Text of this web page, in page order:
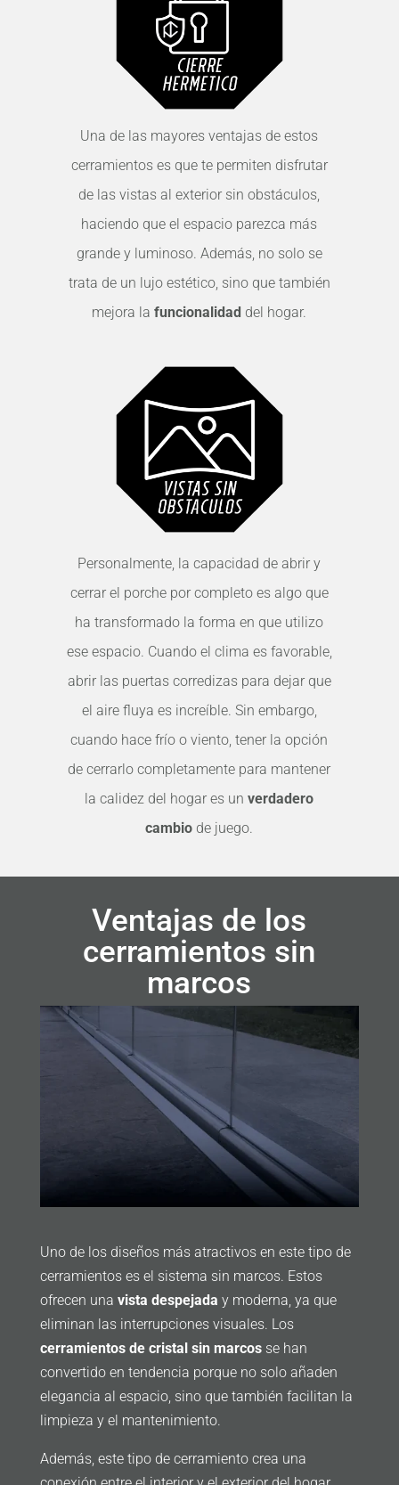
Una de las mayores ventajas de estos
cerramientos es que te permiten disfrutar
de las vistas al exterior sin obstáculos,
haciendo que el espacio parezca más
grande y luminoso. Además, no solo se
trata de un lujo estético, sino que también
mejora lafuncionalidad del hogar.
Personalmente, la capacidad de abrir y
cerrar el porche por completo es algo que
ha transformado la forma en que utilizo
ese espacio. Cuando el clima es favorable,
abrir las puertas corredizas para dejar que
el aire fluya es increíble. Sin embargo,
cuando hace frío o viento, tener la opción
de cerrarlo completamente para mantener
la calidez del hogar es unverdadero
cambio de juego.
Ventajas de los
cerramientos sin
marcos
Uno de los diseños más atractivos en este tipo de
cerramientos es el sistema sin marcos. Estos
ofrecen una vista despejada y moderna, ya que
eliminan las interrupciones visuales. Los
cerramientos de cristal sin marcosse han
convertido en tendencia porque no solo añaden
elegancia al espacio, sino que también facilitan la
limpieza y el mantenimiento.
Además, este tipo de cerramiento crea una